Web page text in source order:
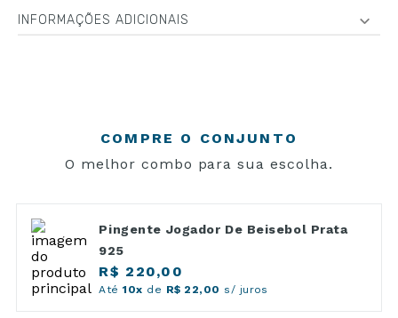
INFORMAÇÕES ADICIONAIS
COMPRE O CONJUNTO
O melhor combo para sua escolha.
Pingente Jogador De Beisebol Prata
925
R$ 220,00
Até10x de R$ 22,00 s/ juros